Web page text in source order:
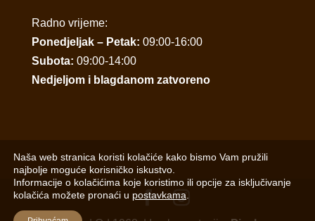
Radno vrijeme:
Ponedjeljak – Petak: 09:00-16:00
Subota: 09:00-14:00
Nedjeljom i blagdanom zatvoreno
Naša web stranica koristi kolačiće kako bismo Vam pružili
najbolje moguće korisničko iskustvo.
Informacije o kolačićima koje koristimo ili opcije za isključivanje
kolačića možete pronaći u postavkama